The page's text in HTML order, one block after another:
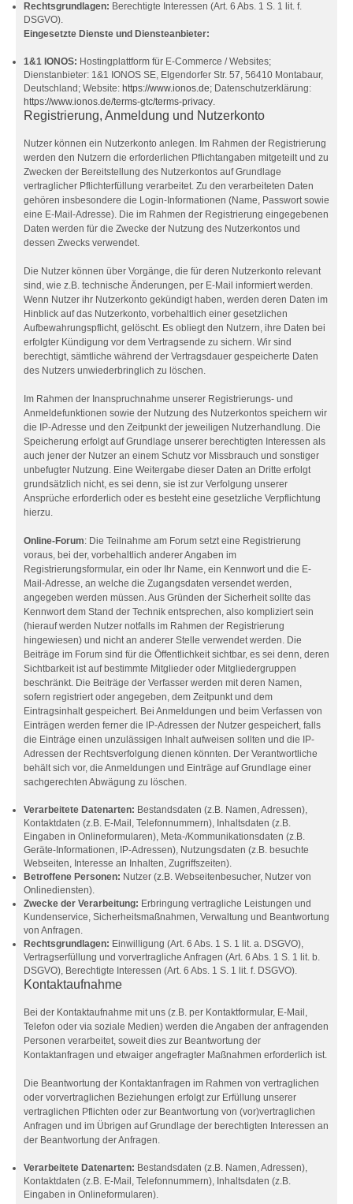
Rechtsgrundlagen: Berechtigte Interessen (Art. 6 Abs. 1 S. 1 lit. f.
DSGVO).
Eingesetzte Dienste und Diensteanbieter:
1&1 IONOS: Hostingplattform für E-Commerce / Websites;
Dienstanbieter: 1&1 IONOS SE, Elgendorfer Str. 57, 56410 Montabaur,
Deutschland; Website: https://www.ionos.de; Datenschutzerklärung:
https://www.ionos.de/terms-gtc/terms-privacy.
Registrierung, Anmeldung und Nutzerkonto
Nutzer können ein Nutzerkonto anlegen. Im Rahmen der Registrierung
werden den Nutzern die erforderlichen Pflichtangaben mitgeteilt und zu
Zwecken der Bereitstellung des Nutzerkontos auf Grundlage
vertraglicher Pflichterfüllung verarbeitet. Zu den verarbeiteten Daten
gehören insbesondere die Login-Informationen (Name, Passwort sowie
eine E-Mail-Adresse). Die im Rahmen der Registrierung eingegebenen
Daten werden für die Zwecke der Nutzung des Nutzerkontos und
dessen Zwecks verwendet.
Die Nutzer können über Vorgänge, die für deren Nutzerkonto relevant
sind, wie z.B. technische Änderungen, per E-Mail informiert werden.
Wenn Nutzer ihr Nutzerkonto gekündigt haben, werden deren Daten im
Hinblick auf das Nutzerkonto, vorbehaltlich einer gesetzlichen
Aufbewahrungspflicht, gelöscht. Es obliegt den Nutzern, ihre Daten bei
erfolgter Kündigung vor dem Vertragsende zu sichern. Wir sind
berechtigt, sämtliche während der Vertragsdauer gespeicherte Daten
des Nutzers unwiederbringlich zu löschen.
Im Rahmen der Inanspruchnahme unserer Registrierungs- und
Anmeldefunktionen sowie der Nutzung des Nutzerkontos speichern wir
die IP-Adresse und den Zeitpunkt der jeweiligen Nutzerhandlung. Die
Speicherung erfolgt auf Grundlage unserer berechtigten Interessen als
auch jener der Nutzer an einem Schutz vor Missbrauch und sonstiger
unbefugter Nutzung. Eine Weitergabe dieser Daten an Dritte erfolgt
grundsätzlich nicht, es sei denn, sie ist zur Verfolgung unserer
Ansprüche erforderlich oder es besteht eine gesetzliche Verpflichtung
hierzu.
Online-Forum: Die Teilnahme am Forum setzt eine Registrierung
voraus, bei der, vorbehaltlich anderer Angaben im
Registrierungsformular, ein oder Ihr Name, ein Kennwort und die E-
Mail-Adresse, an welche die Zugangsdaten versendet werden,
angegeben werden müssen. Aus Gründen der Sicherheit sollte das
Kennwort dem Stand der Technik entsprechen, also kompliziert sein
(hierauf werden Nutzer notfalls im Rahmen der Registrierung
hingewiesen) und nicht an anderer Stelle verwendet werden. Die
Beiträge im Forum sind für die Öffentlichkeit sichtbar, es sei denn, deren
Sichtbarkeit ist auf bestimmte Mitglieder oder Mitgliedergruppen
beschränkt. Die Beiträge der Verfasser werden mit deren Namen,
sofern registriert oder angegeben, dem Zeitpunkt und dem
Eintragsinhalt gespeichert. Bei Anmeldungen und beim Verfassen von
Einträgen werden ferner die IP-Adressen der Nutzer gespeichert, falls
die Einträge einen unzulässigen Inhalt aufweisen sollten und die IP-
Adressen der Rechtsverfolgung dienen könnten. Der Verantwortliche
behält sich vor, die Anmeldungen und Einträge auf Grundlage einer
sachgerechten Abwägung zu löschen.
Verarbeitete Datenarten: Bestandsdaten (z.B. Namen, Adressen),
Kontaktdaten (z.B. E-Mail, Telefonnummern), Inhaltsdaten (z.B.
Eingaben in Onlineformularen), Meta-/Kommunikationsdaten (z.B.
Geräte-Informationen, IP-Adressen), Nutzungsdaten (z.B. besuchte
Webseiten, Interesse an Inhalten, Zugriffszeiten).
Betroffene Personen: Nutzer (z.B. Webseitenbesucher, Nutzer von
Onlinediensten).
Zwecke der Verarbeitung: Erbringung vertragliche Leistungen und
Kundenservice, Sicherheitsmaßnahmen, Verwaltung und Beantwortung
von Anfragen.
Rechtsgrundlagen: Einwilligung (Art. 6 Abs. 1 S. 1 lit. a. DSGVO),
Vertragserfüllung und vorvertragliche Anfragen (Art. 6 Abs. 1 S. 1 lit. b.
DSGVO), Berechtigte Interessen (Art. 6 Abs. 1 S. 1 lit. f. DSGVO).
Kontaktaufnahme
Bei der Kontaktaufnahme mit uns (z.B. per Kontaktformular, E-Mail,
Telefon oder via soziale Medien) werden die Angaben der anfragenden
Personen verarbeitet, soweit dies zur Beantwortung der
Kontaktanfragen und etwaiger angefragter Maßnahmen erforderlich ist.
Die Beantwortung der Kontaktanfragen im Rahmen von vertraglichen
oder vorvertraglichen Beziehungen erfolgt zur Erfüllung unserer
vertraglichen Pflichten oder zur Beantwortung von (vor)vertraglichen
Anfragen und im Übrigen auf Grundlage der berechtigten Interessen an
der Beantwortung der Anfragen.
Verarbeitete Datenarten: Bestandsdaten (z.B. Namen, Adressen),
Kontaktdaten (z.B. E-Mail, Telefonnummern), Inhaltsdaten (z.B.
Eingaben in Onlineformularen).